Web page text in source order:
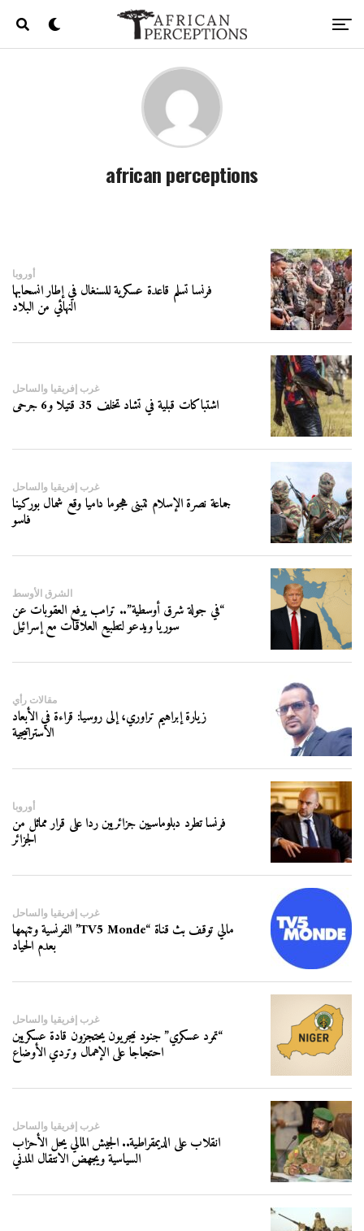
african perceptions
أوروبا
فرنسا تسلم قاعدة عسكرية للسنغال في إطار انسحابها
النهائي من البلاد
غرب إفريقيا والساحل
اشتباكات قبلية في تشاد تخلف 35 قتيلا و6 جرحى
غرب إفريقيا والساحل
جماعة نصرة الإسلام تتبنى هجوما داميا وقع شمال بوركينا
فاسو
الشرق الأوسط
“في جولة شرق أوسطية”.. ترامب يرفع العقوبات عن
سوريا ويدعو لتطبيع العلاقات مع إسرائيل
مقالات رأي
زيارة إبراهيم تراوري، إلى روسيا: قراءة في الأبعاد
الاستراتيجية
أوروبا
فرنسا تطرد دبلوماسيين جزائريين ردا على قرار مماثل من
الجزائر
غرب إفريقيا والساحل
مالي توقف بث قناة “TV5 Monde” الفرنسية وتتهمها
بعدم الحياد
غرب إفريقيا والساحل
“تمرد عسكري” جنود نيجريون يحتجزون قادة عسكريين
احتجاجا على الإهمال وتردي الأوضاع
غرب إفريقيا والساحل
انقلاب على الديمقراطية.. الجيش المالي يحل الأحزاب
السياسية ويجهض الانتقال المدني